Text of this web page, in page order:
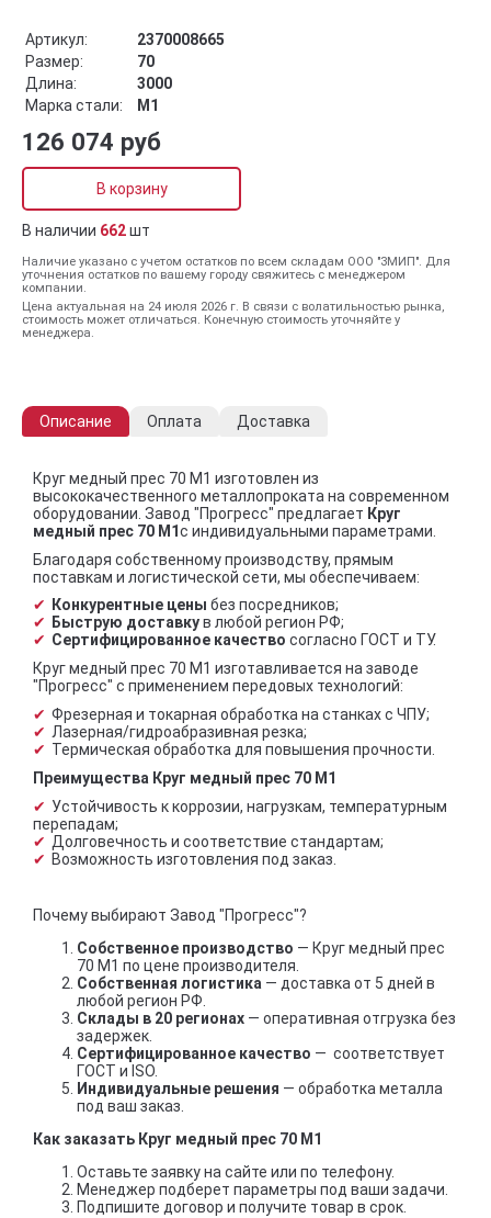
Артикул:
2370008665
Размер:
70
Длина:
3000
Марка стали:
М1
126 074 руб
В корзину
В наличии 662шт
Наличие указано с учетом остатков по всем складам ООО "ЗМИП". Для
уточнения остатков по вашему городу свяжитесь с менеджером
компании.
Цена актуальная на 24 июля 2026 г. В связи с волатильностью рынка,
стоимость может отличаться. Конечную стоимость уточняйте у
менеджера.
Описание Оплата Доставка
Круг медный прес 70 М1 изготовлен из
высококачественного металлопроката на современном
оборудовании. Завод "Прогресс" предлагает Круг
медный прес 70 М1с индивидуальными параметрами.
Благодаря собственному производству, прямым
поставкам и логистической сети, мы обеспечиваем:
Конкурентные цены без посредников;
Быструю доставкув любой регион РФ;
Сертифицированное качество согласно ГОСТ и ТУ.
Круг медный прес 70 М1 изготавливается на заводе
"Прогресс" с применением передовых технологий:
Фрезерная и токарная обработка на станках с ЧПУ;
Лазерная/гидроабразивная резка;
Термическая обработка для повышения прочности.
Преимущества Круг медный прес 70 М1
Устойчивость к коррозии, нагрузкам, температурным
перепадам;
Долговечность и соответствие стандартам;
Возможность изготовления под заказ.
Почему выбирают Завод "Прогресс"?
Собственное производство — Круг медный прес
70 М1 по цене производителя.
Собственная логистика — доставка от 5 дней в
любой регион РФ.
Склады в 20 регионах — оперативная отгрузка без
задержек.
Сертифицированное качество — соответствует
ГОСТ и ISO.
Индивидуальные решения — обработка металла
под ваш заказ.
Как заказать Круг медный прес 70 М1
Оставьте заявку на сайте или по телефону.
Менеджер подберет параметры под ваши задачи.
Подпишите договор и получите товар в срок.